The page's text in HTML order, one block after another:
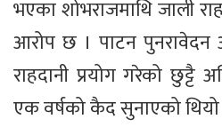
भएका शोभराजमाथि जाली
आरोप छ । पाटन
राहदानी प्रयोग गरेको छुट्टै
एक वर्षको कैद सुनाएको थियो